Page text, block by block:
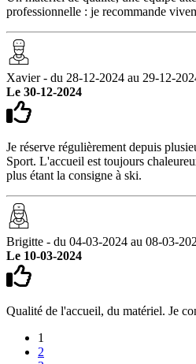
professionnelle : je recommande
Xavier - du 28-12-2024 au 29-12-
Le 30-12-2024
Je réserve régulièrement depuis
Sport. L'accueil est toujours
plus étant la consigne à ski.
Brigitte - du 04-03-2024 au 08-03-
Le 10-03-2024
Qualité de l'accueil, du matériel. Je
1
2